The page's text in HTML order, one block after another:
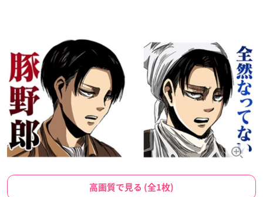
高画質で見る (全1枚)